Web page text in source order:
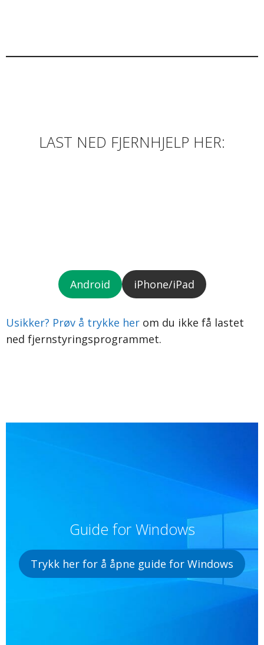
LAST NED FJERNHJELP HER:
Android iPhone/iPad
Usikker? Prøv å trykke her om du ikke få lastet
ned fjernstyringsprogrammet.
Guide for Windows
Trykk her for å åpne guide for Windows